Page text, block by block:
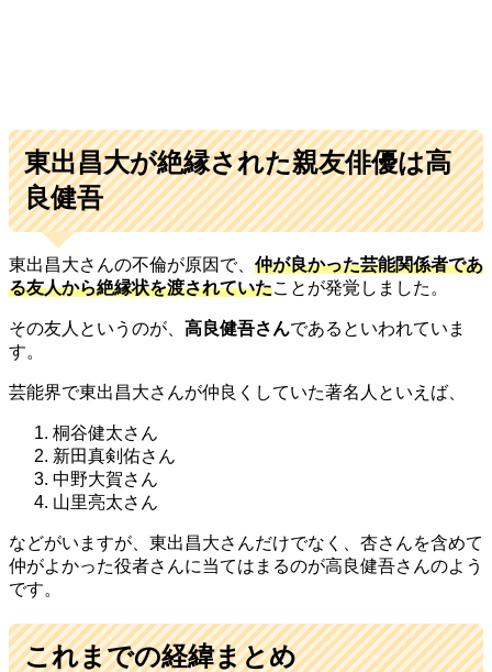
東出昌大が絶縁された親友俳優は高
良健吾
東出昌大さんの不倫が原因で、 仲が良かった芸能関係者であ
る友人から絶縁状を渡されていたことが発覚しました。
その友人というのが、 高良健吾さんであるといわれていま
す。
芸能界で東出昌大さんが仲良くしていた著名人といえば、
桐谷健太さん
新田真剣佑さん
中野大賀さん
山里亮太さん
などがいますが、東出昌大さんだけでなく、杏さんを含めて
仲がよかった役者さんに当てはまるのが高良健吾さんのよう
です。
これまでの経緯まとめ